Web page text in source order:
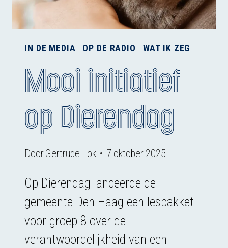
IN DE MEDIA | OP DE RADIO | WAT IK ZEG
Mooi initiatief
op Dierendag
DoorGertrude Lok 7 oktober 2025
Op Dierendag lanceerde de
gemeente Den Haag een lespakket
voor groep 8 over de
verantwoordelijkheid van een